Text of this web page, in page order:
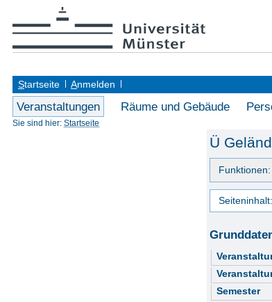
Startseite Anmelden
Veranstaltungen Räume und Gebäude
Sie sind hier: Startseite
Ü
Funktionen:
Seiteninhalt:
Semester